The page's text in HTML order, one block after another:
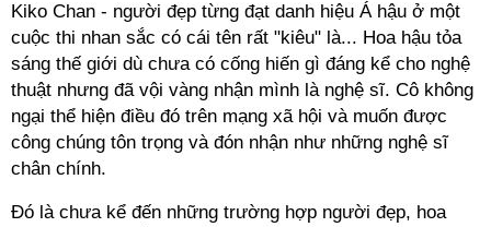
Kiko Chan - người đẹp từng đạt danh hiệu Á hậu ở một
cuộc thi nhan sắc có cái tên rất "kiêu" là... Hoa hậu tỏa
sáng thế giới dù chưa có cống hiến gì đáng kể cho nghệ
thuật nhưng đã vội vàng nhận mình là nghệ sĩ. Cô không
ngại thể hiện điều đó trên mạng xã hội và muốn được
công chúng tôn trọng và đón nhận như những nghệ sĩ
chân chính.
Đó là chưa kể đến những trường hợp người đẹp, hoa